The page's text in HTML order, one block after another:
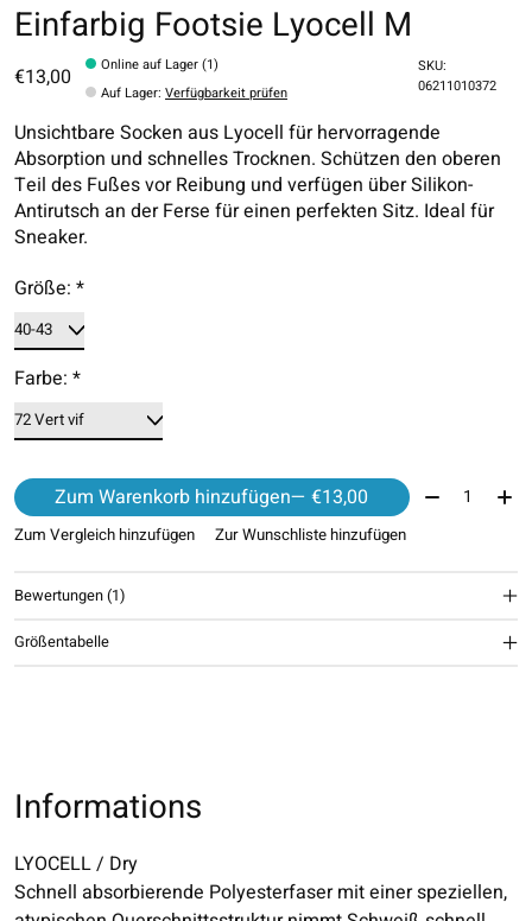
Einfarbig Footsie Lyocell M
€13,00
Online auf Lager (1)
Auf Lager:Verfügbarkeit prüfen
SKU:
06211010372
Unsichtbare Socken aus Lyocell für hervorragende
Absorption und schnelles Trocknen. Schützen den oberen
Teil des Fußes vor Reibung und verfügen über Silikon-
Antirutsch an der Ferse für einen perfekten Sitz. Ideal für
Sneaker.
Größe: *
Farbe: *
Zum Warenkorb hinzufügen — €13,00 Menge:
Zum Vergleich hinzufügen Zur Wunschliste hinzufügen
Bewertungen (1)
Größentabelle
Informations
LYOCELL / Dry
Schnell absorbierende Polyesterfaser mit einer speziellen,